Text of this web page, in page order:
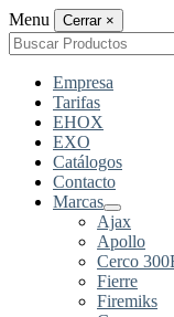
Menu Cerrar ×
Buscar
por:
Empresa
Tarifas
EHOX
EXO
Catálogos
Contacto
Marcas
Ajax
Apollo
Cerco
Fierre
Firemiks